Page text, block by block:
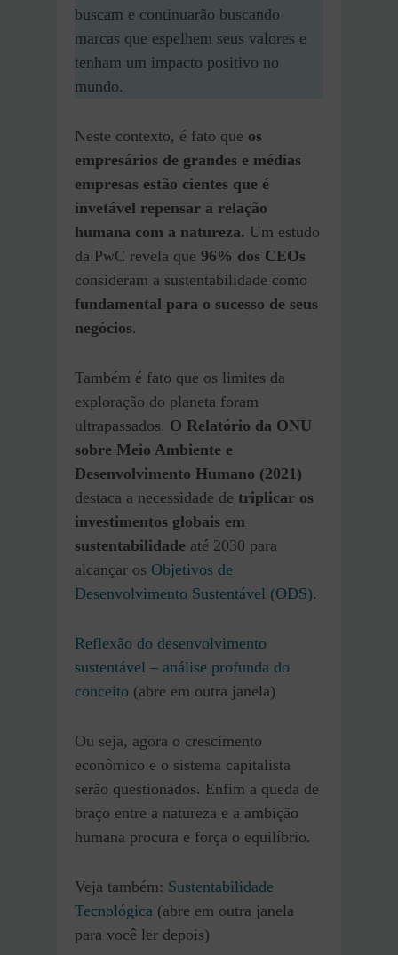
buscam e continuarão buscando
marcas que espelhem seus valores e
tenham um impacto positivo no
mundo.
Neste contexto, é fato que os
empresários de grandes e médias
empresas estão cientes que é
invetável repensar a relação
humana com a natureza. Um estudo
da PwC revela que 96% dos CEOs
consideram a sustentabilidade como
fundamental para o sucesso de seus
negócios.
Também é fato que os limites da
exploração do planeta foram
ultrapassados. O Relatório da ONU
sobre Meio Ambiente e
Desenvolvimento Humano (2021)
destaca a necessidade de triplicar os
investimentos globais em
sustentabilidade até 2030 para
alcançar os Objetivos de
Desenvolvimento Sustentável (ODS).
Reflexão do desenvolvimento
sustentável – análise profunda do
conceito (abre em outra janela)
Ou seja, agora o crescimento
econômico e o sistema capitalista
serão questionados. Enfim a queda de
braço entre a natureza e a ambição
humana procura e força o equilíbrio.
Veja também: Sustentabilidade
Tecnológica (abre em outra janela
para você ler depois)